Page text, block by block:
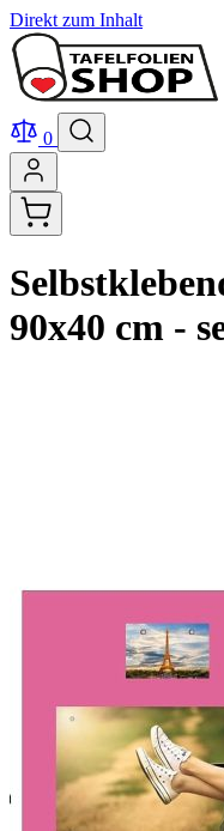
Direkt zum Inhalt
0
90x40 cm -